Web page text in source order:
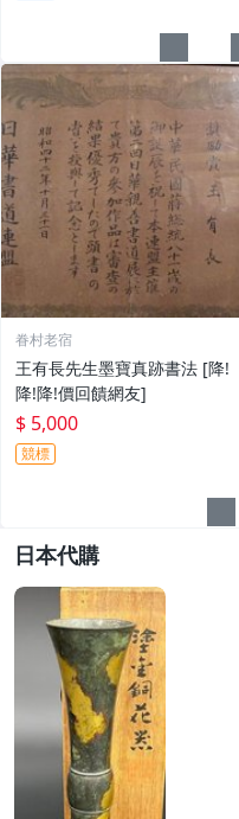
眷村老宿
王有長先生墨寶真跡書法 [降!
降!降!價回饋網友]
$ 5,000
競標
日本代購